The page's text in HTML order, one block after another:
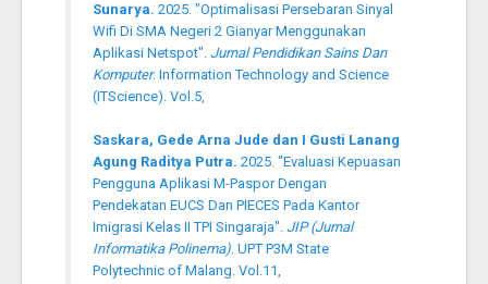
Sunarya. 2025. "Optimalisasi Persebaran Sinyal
Wifi Di SMA Negeri 2 Gianyar Menggunakan
Aplikasi Netspot". Jurnal Pendidikan Sains Dan
Komputer. Information Technology and Science
(ITScience). Vol.5,
Saskara, Gede Arna Jude dan I Gusti Lanang
Agung Raditya Putra. 2025. "Evaluasi Kepuasan
Pengguna Aplikasi M-Paspor Dengan
Pendekatan EUCS Dan PIECES Pada Kantor
Imigrasi Kelas II TPI Singaraja". JIP (Jurnal
Informatika Polinema). UPT P3M State
Polytechnic of Malang. Vol.11,